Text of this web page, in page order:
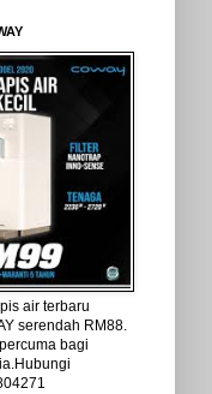
air terbaru
serendah RM88.
bagi